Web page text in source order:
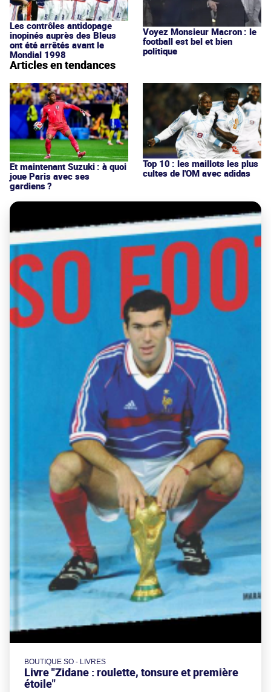
Les contrôles antidopage
inopinés auprès des Bleus
ont été arrêtés avant le
Mondial 1998
Voyez Monsieur Macron : le
football est bel et bien
politique
Articles en tendances
Et maintenant Suzuki : à quoi
joue Paris avec ses
gardiens ?
Top 10 : les maillots les plus
cultes de l'OM avec adidas
BOUTIQUE SO - LIVRES
Livre "Zidane : roulette, tonsure et première
étoile"